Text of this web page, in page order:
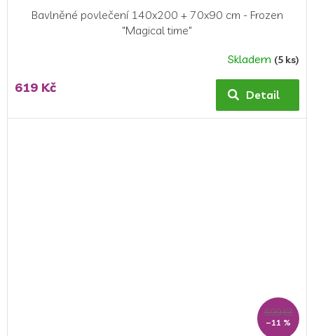
Bavlněné povlečení 140x200 + 70x90 cm - Frozen
"Magical time"
produktu
5,0
Skladem (5 ks)
619 Kč Detail
699 Kč
–11 %